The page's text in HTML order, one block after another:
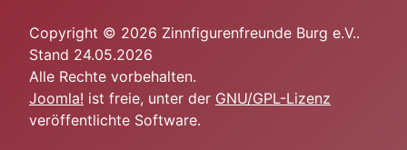
Copyright © 2026 Zinnfigurenfreunde Burg e.V..
Stand 24.05.2026
Alle Rechte vorbehalten.
Joomla! ist freie, unter der GNU/GPL-Lizenz
veröffentlichte Software.